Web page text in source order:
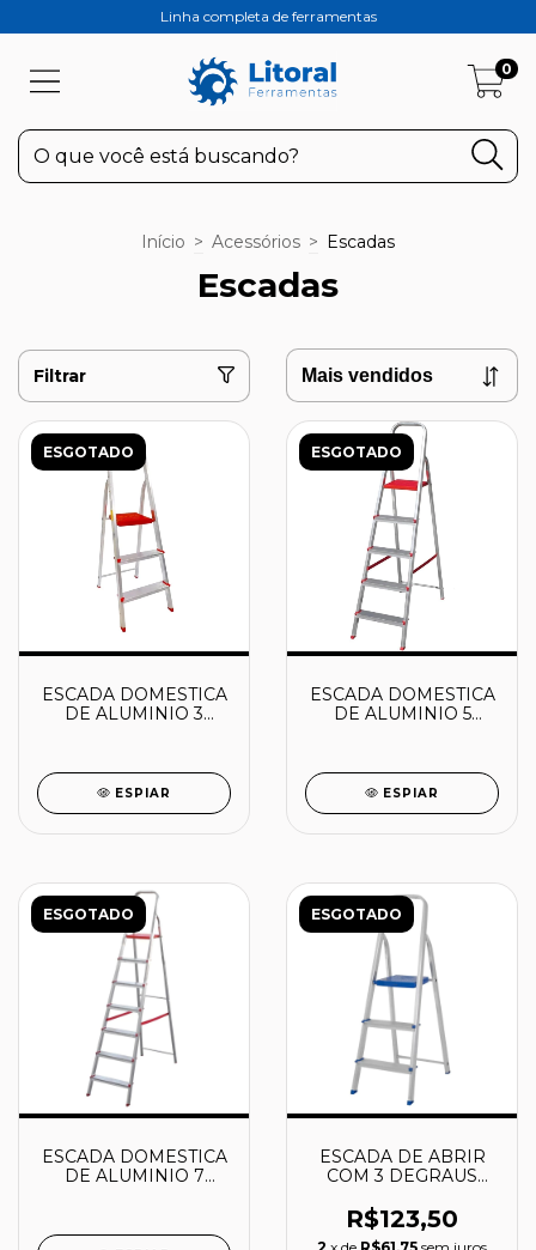
Linha completa de ferramentas
0
Início > Acessórios > Escadas
Escadas
Filtrar
ESGOTADO
ESCADA DOMESTICA
DE ALUMINIO 3
ESPIAR
ESGOTADO
ESCADA DOMESTICA
DE ALUMINIO 5
ESPIAR
ESGOTADO
ESCADA DOMESTICA
DE ALUMINIO 7
ESGOTADO
ESCADA DE ABRIR
COM 3 DEGRAUS
R$123,50